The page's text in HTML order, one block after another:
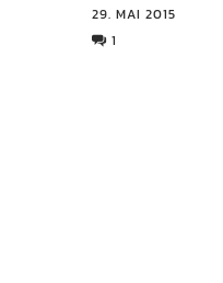
29. MAI 2015
1